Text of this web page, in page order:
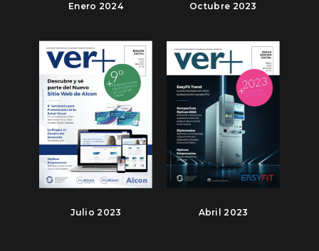
Enero 2024 Octubre 2023
Julio 2023 Abril 2023